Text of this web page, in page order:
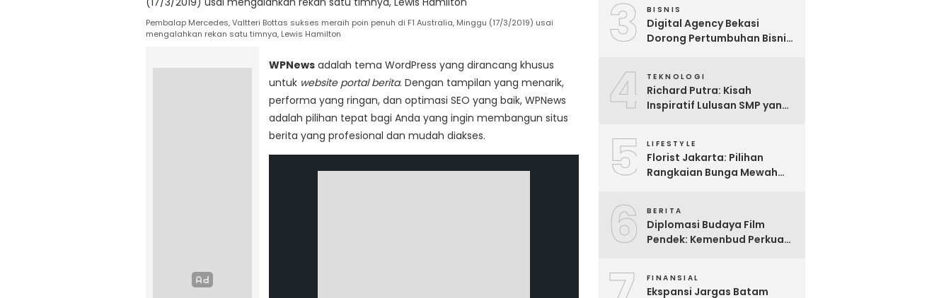
Pembalap Mercedes, Valtteri Bottas sukses meraih poin penuh di F1 Australia, Minggu (17/3/2019) usai
mengalahkan rekan satu timnya, Lewis Hamilton
WPNews adalah tema WordPress yang dirancang khusus
untuk website portal berita. Dengan tampilan yang menarik,
performa yang ringan, dan optimasi SEO yang baik, WPNews
adalah pilihan tepat bagi Anda yang ingin membangun situs
berita yang profesional dan mudah diakses.
3 BISNIS
Digital Agency Bekasi
Dorong Pertumbuhan Bisnis
4 TEKNOLOGI
Richard Putra: Kisah
Inspiratif Lulusan SMP yang
Bisnis Digital Berbasis AI
dan Menginspirasi Dunia
5 LIFESTYLE
Florist Jakarta: Pilihan
Rangkaian Bunga Mewah
6 BERITA
Diplomasi Budaya Film
Pendek: Kemenbud Perkuat
untuk Jangkauan Global
FINANSIAL
Ekspansi Jargas Batam